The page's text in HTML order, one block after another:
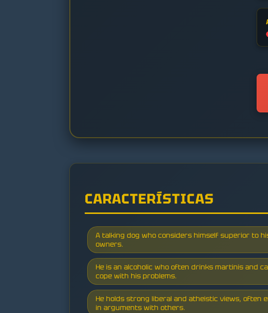
CARACTERÍSTICAS
A talking dog who considers himself superior to
owners.
He is an alcoholic who often drinks martinis and
cope with his problems.
He holds strong liberal and atheistic views, often
in arguments with others.